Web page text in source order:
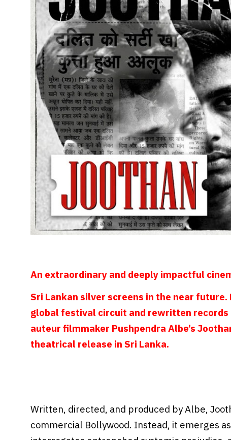
An extraordinary and deeply impactful
Sri Lankan silver screens in the near
global festival circuit and rewritten records
auteur filmmaker Pushpendra Albe’s
theatrical release in Sri Lanka.
Written, directed, and produced by Albe,
commercial Bollywood. Instead, it emerges